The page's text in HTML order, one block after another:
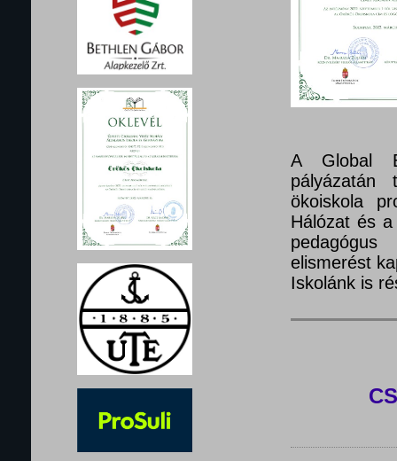
A Global
pályázatán
ökoiskola
Hálózat és
elismerést
Iskolánk is